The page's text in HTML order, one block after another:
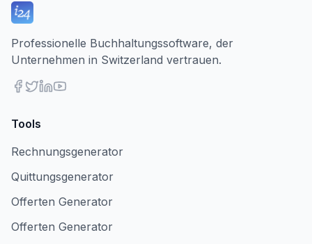
Professionelle Buchhaltungssoftware, der
Unternehmen in Switzerland vertrauen.
Tools
Rechnungsgenerator
Quittungsgenerator
Offerten Generator
Offerten Generator